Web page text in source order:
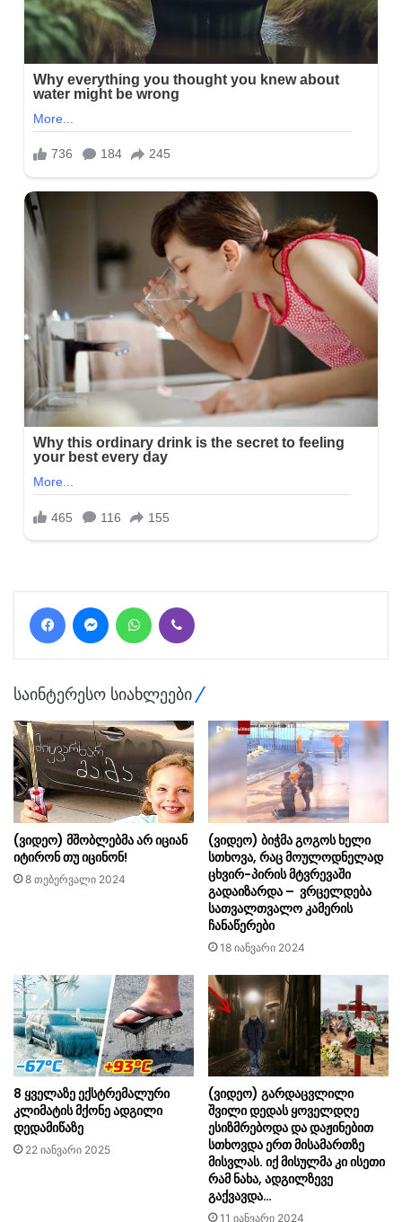
FacebookMessengerWhatsApp
საინტერესო სიახლეები
(ვიდეო) მშობლებმა არ იციან
იტირონ თუ იცინონ!
8 თებერვალი 2024
(ვიდეო) ბიჭმა გოგოს ხელი
სთხოვა, რაც მოულოდნელად
ცხვირ-პირის მტვრევაში
გადაიზარდა – ვრცელდება
სათვალთვალო კამერის
ჩანაწერები
18 იანვარი 2024
8 ყველაზე ექსტრემალური
კლიმატის მქონე ადგილი
დედამიწაზე
22 იანვარი 2025
(ვიდეო) გარდაცვლილი
შვილი დედას ყოველდღე
ესიზმრებოდა და დაჟინებით
სთხოვდა ერთ მისამართზე
მისვლას. იქ მისულმა კი ისეთი
რამ ნახა, ადგილზევე
გაქვავდა…
11 იანვარი 2024